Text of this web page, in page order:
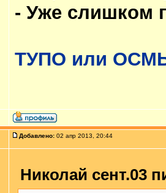
- Уже слишком
ТУПО или
Добавлено: 02 апр 2013, 20:44
Николай сент.03